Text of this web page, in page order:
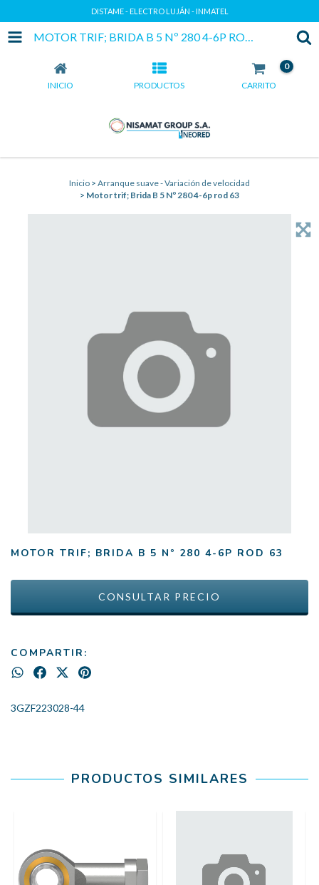
DISTAME - ELECTRO LUJÁN - INMATEL
MOTOR TRIF; BRIDA B 5 Nº 280 4-6P ROD 63
INICIO PRODUCTOS CARRITO
0
Inicio > Arranque suave - Variación de velocidad
> Motor trif; Brida B 5 Nº 280 4-6p rod 63
MOTOR TRIF; BRIDA B 5 Nº 280 4-6P ROD 63
COMPARTIR:
3GZF223028-44
PRODUCTOS SIMILARES